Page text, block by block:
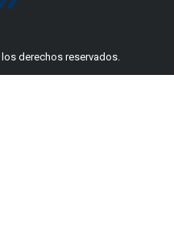
derechos reservados.